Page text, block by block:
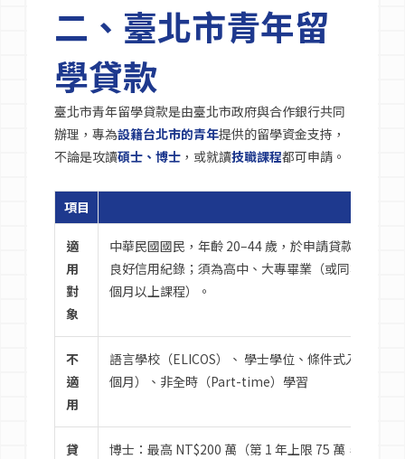
二、臺北市青年留
學貸款
臺北市青年留學貸款是由臺北市政府與合作銀行共同
辦理，專為設籍台北市的青年提供的留學資金支持，
不論是攻讀碩士、博士 ，或就讀技職課程都可申請。
項目
適
用
對
象
中華民國國民，年齡 20–44 歲，於申請貸款日前已
良好信用紀錄；須為高中、大專畢業（或同等學力
個月以上課程）。
不
適
用
語言學校（ELICOS）、 學士學位、條件式入學（
個月）、非全時（Part-time）學習
貸 博士：最高 NT$200 萬（第 1 年上限 75 萬，第 2 年